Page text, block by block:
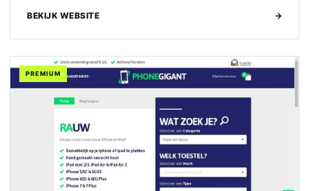
BEKIJK WEBSITE →
PREMIUM